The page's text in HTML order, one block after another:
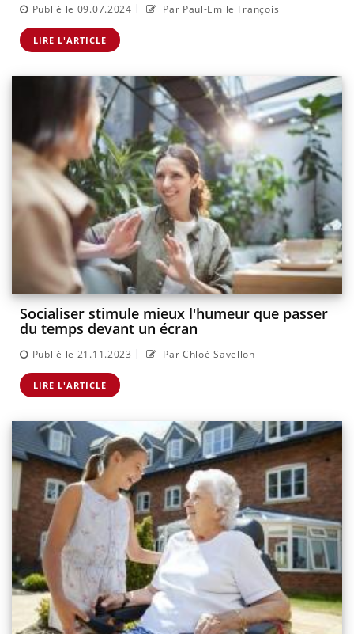
Publié le 09.07.2024 | Par Paul-Emile François
LIRE L'ARTICLE
Socialiser stimule mieux l'humeur que passer
du temps devant un écran
Publié le 21.11.2023 | Par Chloé Savellon
LIRE L'ARTICLE